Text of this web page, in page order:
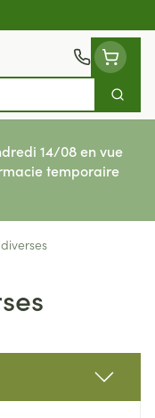
14/08 en vue
temporaire